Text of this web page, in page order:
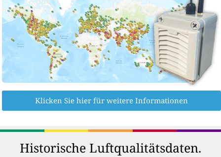
Klicken Sie hier für weitere Informationen
Historische Luftqualitätsdaten.